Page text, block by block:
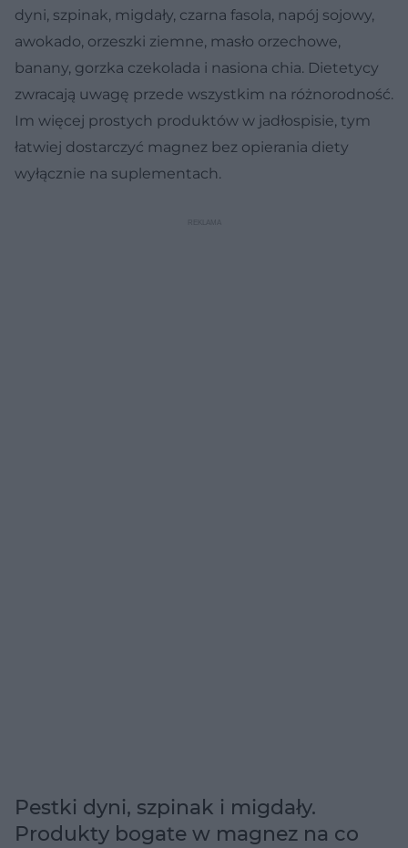
dyni, szpinak, migdały, czarna fasola, napój sojowy,
awokado, orzeszki ziemne, masło orzechowe,
banany, gorzka czekolada i nasiona chia. Dietetycy
zwracają uwagę przede wszystkim na różnorodność.
Im więcej prostych produktów w jadłospisie, tym
łatwiej dostarczyć magnez bez opierania diety
wyłącznie na suplementach.
Pestki dyni, szpinak i migdały.
Produkty bogate w magnez na co